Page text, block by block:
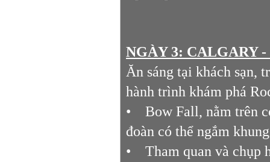
NGÀY 3: CALGARY
Ăn sáng tại khách sạn,
hành trình khám phá
• Bow Fall, nằm trên
đoàn có thể ngắm
• Tham quan và chụp